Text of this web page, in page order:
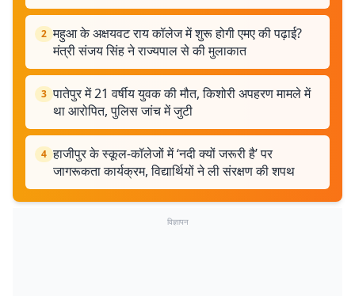
2 महुआ के अक्षयवट राय कॉलेज में शुरू होगी एमए की पढ़ाई?
मंत्री संजय सिंह ने राज्यपाल से की मुलाकात
3 पातेपुर में 21 वर्षीय युवक की मौत, किशोरी अपहरण मामले में
था आरोपित, पुलिस जांच में जुटी
4 हाजीपुर के स्कूल-कॉलेजों में ‘नदी क्यों जरूरी है’ पर
जागरूकता कार्यक्रम, विद्यार्थियों ने ली संरक्षण की शपथ
विज्ञापन